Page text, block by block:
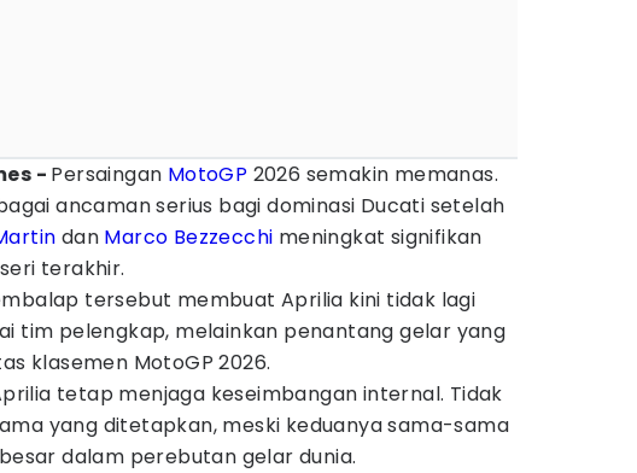
- Persaingan MotoGP 2026 semakin memanas.
ancaman serius bagi dominasi Ducati setelah
dan Marco Bezzecchi meningkat signifikan
terakhir.
tersebut membuat Aprilia kini tidak lagi
tim pelengkap, melainkan penantang gelar yang
klasemen MotoGP 2026.
tetap menjaga keseimbangan internal. Tidak
yang ditetapkan, meski keduanya sama-sama
dalam perebutan gelar dunia.